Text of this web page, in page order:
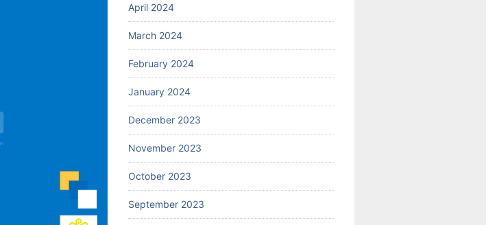
April 2024
March 2024
February 2024
January 2024
December 2023
November 2023
October 2023
September 2023